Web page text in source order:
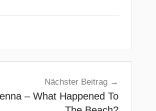
Nächster Beitrag
– What Happened To